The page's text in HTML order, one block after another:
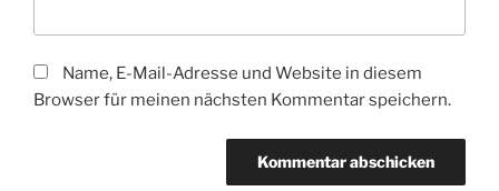
Name, E-Mail-Adresse und Website in diesem
Browser für meinen nächsten Kommentar speichern.